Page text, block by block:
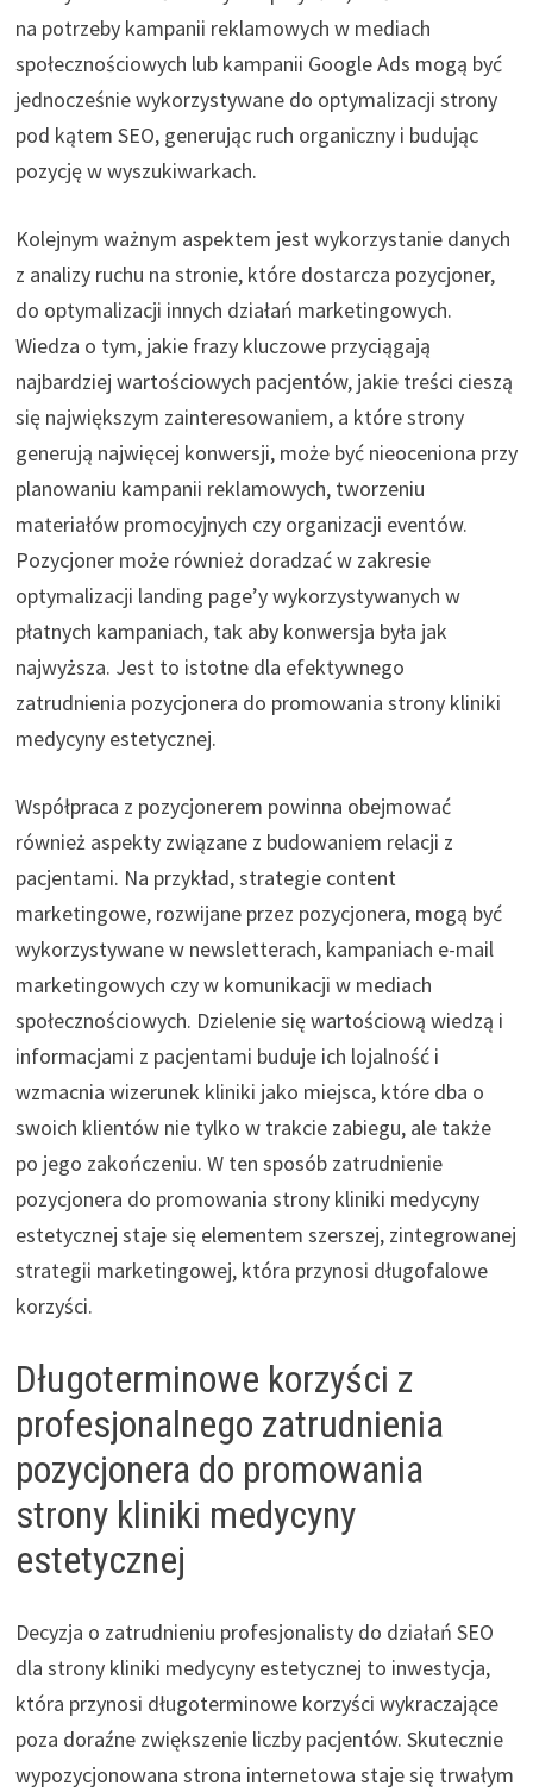
na potrzeby kampanii reklamowych w mediach
społecznościowych lub kampanii Google Ads mogą być
jednocześnie wykorzystywane do optymalizacji strony
pod kątem SEO, generując ruch organiczny i budując
pozycję w wyszukiwarkach.
Kolejnym ważnym aspektem jest wykorzystanie danych
z analizy ruchu na stronie, które dostarcza pozycjoner,
do optymalizacji innych działań marketingowych.
Wiedza o tym, jakie frazy kluczowe przyciągają
najbardziej wartościowych pacjentów, jakie treści cieszą
się największym zainteresowaniem, a które strony
generują najwięcej konwersji, może być nieoceniona przy
planowaniu kampanii reklamowych, tworzeniu
materiałów promocyjnych czy organizacji eventów.
Pozycjoner może również doradzać w zakresie
optymalizacji landing page’y wykorzystywanych w
płatnych kampaniach, tak aby konwersja była jak
najwyższa. Jest to istotne dla efektywnego
zatrudnienia pozycjonera do promowania strony kliniki
medycyny estetycznej.
Współpraca z pozycjonerem powinna obejmować
również aspekty związane z budowaniem relacji z
pacjentami. Na przykład, strategie content
marketingowe, rozwijane przez pozycjonera, mogą być
wykorzystywane w newsletterach, kampaniach e-mail
marketingowych czy w komunikacji w mediach
społecznościowych. Dzielenie się wartościową wiedzą i
informacjami z pacjentami buduje ich lojalność i
wzmacnia wizerunek kliniki jako miejsca, które dba o
swoich klientów nie tylko w trakcie zabiegu, ale także
po jego zakończeniu. W ten sposób zatrudnienie
pozycjonera do promowania strony kliniki medycyny
estetycznej staje się elementem szerszej, zintegrowanej
strategii marketingowej, która przynosi długofalowe
korzyści.
Długoterminowe korzyści z
profesjonalnego zatrudnienia
pozycjonera do promowania
strony kliniki medycyny
estetycznej
Decyzja o zatrudnieniu profesjonalisty do działań SEO
dla strony kliniki medycyny estetycznej to inwestycja,
która przynosi długoterminowe korzyści wykraczające
poza doraźne zwiększenie liczby pacjentów. Skutecznie
wypozycjonowana strona internetowa staje się trwałym